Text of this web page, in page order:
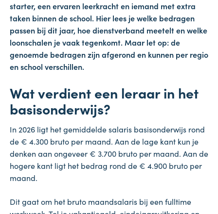
starter, een ervaren leerkracht en iemand met extra
taken binnen de school. Hier lees je welke bedragen
passen bij dit jaar, hoe dienstverband meetelt en welke
loonschalen je vaak tegenkomt. Maar let op: de
genoemde bedragen zijn afgerond en kunnen per regio
en school verschillen.
Wat verdient een leraar in het
basisonderwijs?
In 2026 ligt het gemiddelde salaris basisonderwijs rond
de € 4.300 bruto per maand. Aan de lage kant kun je
denken aan ongeveer € 3.700 bruto per maand. Aan de
hogere kant ligt het bedrag rond de € 4.900 bruto per
maand.
Dit gaat om het bruto maandsalaris bij een fulltime